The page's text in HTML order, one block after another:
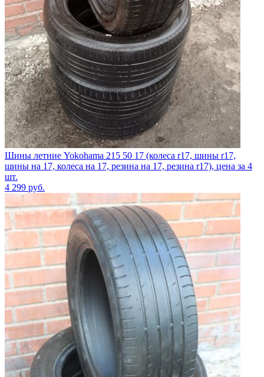
Шины летние Yokohama 215 50 17 (колеса r17, шины r17,
шины на 17, колеса на 17, резина на 17, резина r17), цена за 4
шт.
4 299 руб.